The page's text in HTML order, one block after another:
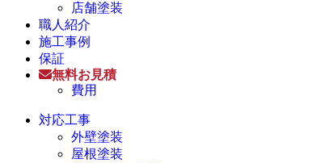
店舗塗装
職人紹介
施工事例
保証
無料お見積
費用
対応工事
外壁塗装
屋根塗装